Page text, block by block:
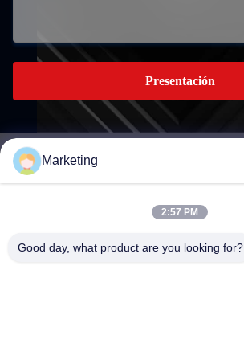
Presentación
marketing@hwashi.com
Marketing
2:57 PM
Good day, what product are you looking for?